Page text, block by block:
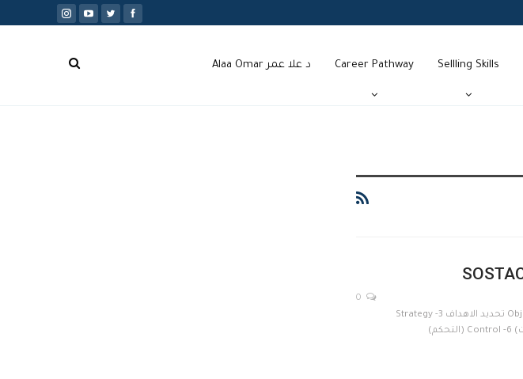
Sellling Skills
Career Pathway د علا عمر Alaa Omar
1- (SITUATION ANALYSIS) تقييم الوضع الحالي 2- Objectives تحديد الاهداف 3- Strategy